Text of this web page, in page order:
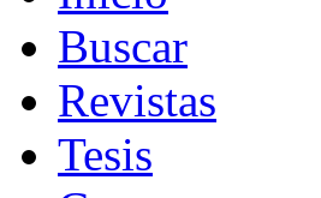
Buscar
Revistas
Tesis